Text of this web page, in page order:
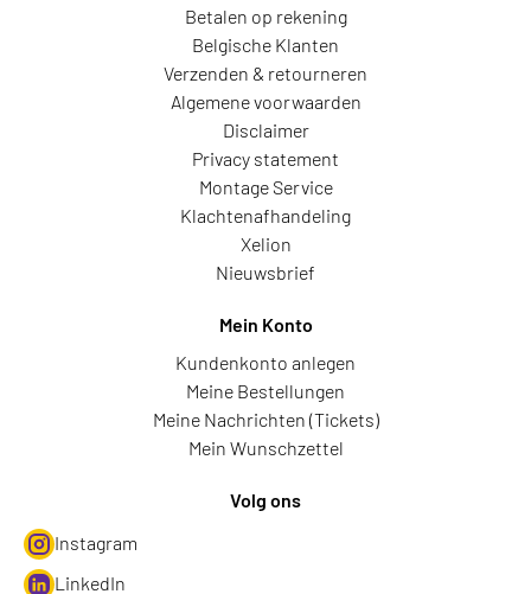
Betalen op rekening
Belgische Klanten
Verzenden & retourneren
Algemene voorwaarden
Disclaimer
Privacy statement
Montage Service
Klachtenafhandeling
Xelion
Nieuwsbrief
Mein Konto
Kundenkonto anlegen
Meine Bestellungen
Meine Nachrichten (Tickets)
Mein Wunschzettel
Volg ons
Instagram
LinkedIn